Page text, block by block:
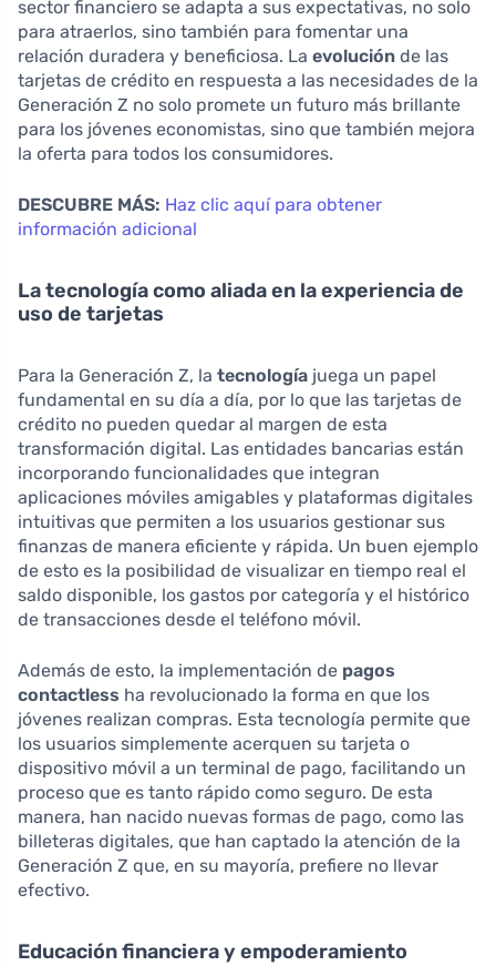
sector financiero se adapta a sus expectativas, no solo
para atraerlos, sino también para fomentar una
relación duradera y beneficiosa. La evolución de las
tarjetas de crédito en respuesta a las necesidades de la
Generación Z no solo promete un futuro más brillante
para los jóvenes economistas, sino que también mejora
la oferta para todos los consumidores.
DESCUBRE MÁS: Haz clic aquí para obtener
información adicional
La tecnología como aliada en la experiencia de
uso de tarjetas
Para la Generación Z, la tecnología juega un papel
fundamental en su día a día, por lo que las tarjetas de
crédito no pueden quedar al margen de esta
transformación digital. Las entidades bancarias están
incorporando funcionalidades que integran
aplicaciones móviles amigables y plataformas digitales
intuitivas que permiten a los usuarios gestionar sus
finanzas de manera eficiente y rápida. Un buen ejemplo
de esto es la posibilidad de visualizar en tiempo real el
saldo disponible, los gastos por categoría y el histórico
de transacciones desde el teléfono móvil.
Además de esto, la implementación de pagos
contactless ha revolucionado la forma en que los
jóvenes realizan compras. Esta tecnología permite que
los usuarios simplemente acerquen su tarjeta o
dispositivo móvil a un terminal de pago, facilitando un
proceso que es tanto rápido como seguro. De esta
manera, han nacido nuevas formas de pago, como las
billeteras digitales, que han captado la atención de la
Generación Z que, en su mayoría, prefiere no llevar
efectivo.
Educación financiera y empoderamiento